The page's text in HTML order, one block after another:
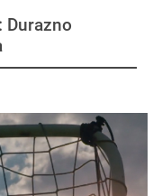
Durazno